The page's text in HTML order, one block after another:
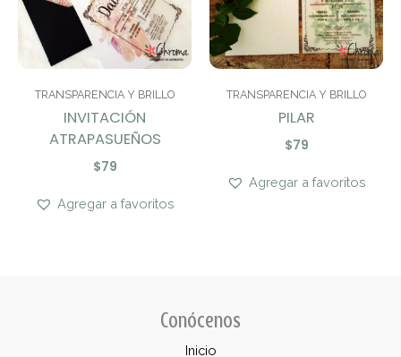
TRANSPARENCIA Y BRILLO
INVITACIÓN
ATRAPASUEÑOS
$79
Agregar a favoritos
TRANSPARENCIA Y BRILLO
PILAR
$79
Agregar a favoritos
Conócenos
Inicio